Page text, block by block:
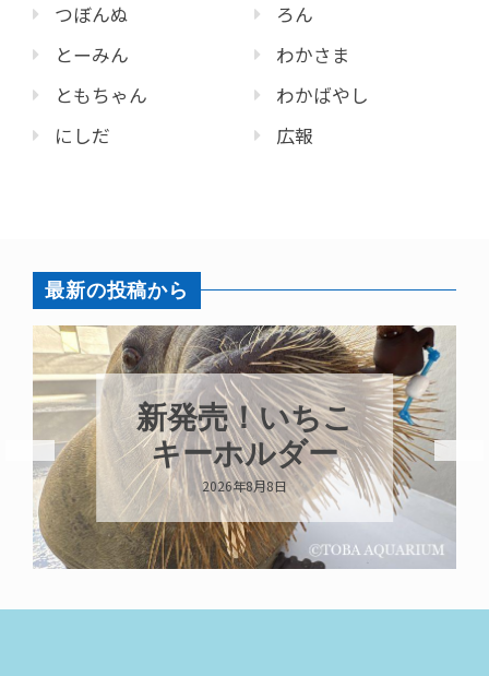
つぼんぬ
とーみん
ともちゃん
にしだ
ろん
わかさま
わかばやし
広報
最新の投稿から
新発売！いちこ
キーホルダー
2026年8月8日